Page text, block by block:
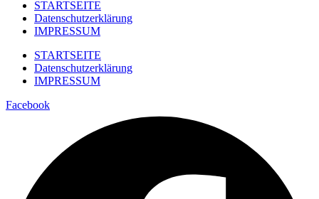
STARTSEITE
Datenschutzerklärung
IMPRESSUM
STARTSEITE
Datenschutzerklärung
IMPRESSUM
Facebook